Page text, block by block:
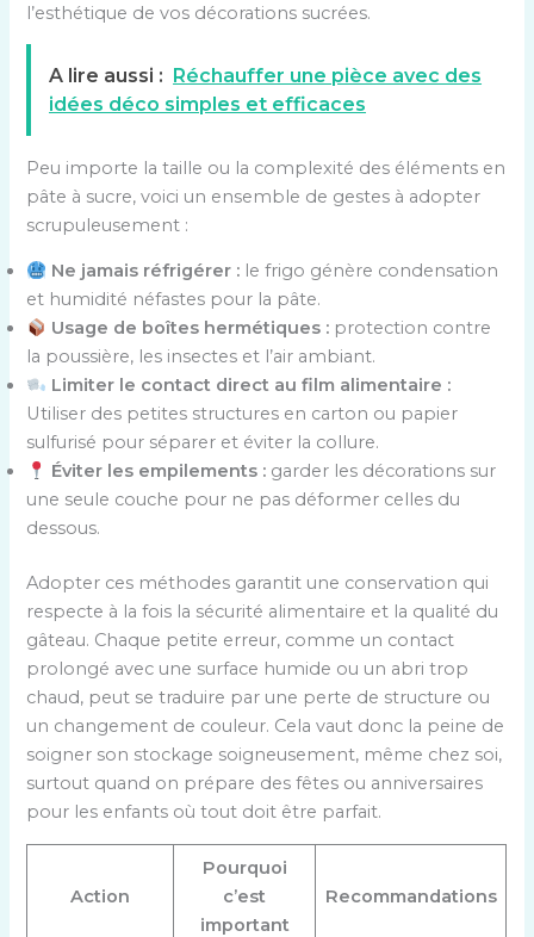
l’esthétique de vos décorations sucrées.
A lire aussi : Réchauffer une pièce avec des
idées déco simples et efficaces
Peu importe la taille ou la complexité des éléments en
pâte à sucre, voici un ensemble de gestes à adopter
scrupuleusement :
Ne jamais réfrigérer : le frigo génère condensation
et humidité néfastes pour la pâte.
Usage de boîtes hermétiques : protection contre
la poussière, les insectes et l’air ambiant.
Limiter le contact direct au film alimentaire :
Utiliser des petites structures en carton ou papier
sulfurisé pour séparer et éviter la collure.
Éviter les empilements : garder les décorations sur
une seule couche pour ne pas déformer celles du
dessous.
Adopter ces méthodes garantit une conservation qui
respecte à la fois la sécurité alimentaire et la qualité du
gâteau. Chaque petite erreur, comme un contact
prolongé avec une surface humide ou un abri trop
chaud, peut se traduire par une perte de structure ou
un changement de couleur. Cela vaut donc la peine de
soigner son stockage soigneusement, même chez soi,
surtout quand on prépare des fêtes ou anniversaires
pour les enfants où tout doit être parfait.
Action
Pourquoi
c’est
important
Recommandations